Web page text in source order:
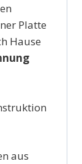
Platte
Hause
aus